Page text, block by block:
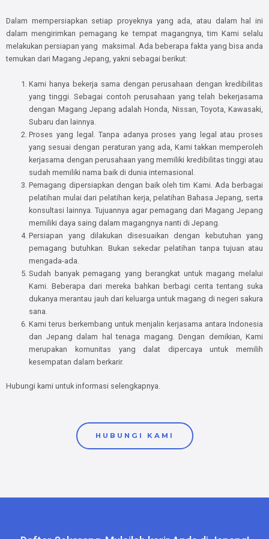
Dalam mempersiapkan setiap proyeknya yang ada, atau dalam hal ini
dalam mengirimkan pemagang ke tempat magangnya, tim Kami selalu
melakukan persiapan yang maksimal. Ada beberapa fakta yang bisa anda
temukan dari Magang Jepang, yakni sebagai berikut:
Kami hanya bekerja sama dengan perusahaan dengan kredibilitas
yang tinggi. Sebagai contoh perusahaan yang telah bekerjasama
dengan Magang Jepang adalah Honda, Nissan, Toyota, Kawasaki,
Subaru dan lainnya.
Proses yang legal. Tanpa adanya proses yang legal atau proses
yang sesuai dengan peraturan yang ada, Kami takkan memperoleh
kerjasama dengan perusahaan yang memiliki kredibilitas tinggi atau
sudah memiliki nama baik di dunia internasional.
Pemagang dipersiapkan dengan baik oleh tim Kami. Ada berbagai
pelatihan mulai dari pelatihan kerja, pelatihan Bahasa Jepang, serta
konsultasi lainnya. Tujuannya agar pemagang dari Magang Jepang
memiliki daya saing dalam magangnya nanti di Jepang.
Persiapan yang dilakukan disesuaikan dengan kebutuhan yang
pemagang butuhkan. Bukan sekedar pelatihan tanpa tujuan atau
mengada-ada.
Sudah banyak pemagang yang berangkat untuk magang melalui
Kami. Beberapa dari mereka bahkan berbagi cerita tentang suka
dukanya merantau jauh dari keluarga untuk magang di negeri sakura
sana.
Kami terus berkembang untuk menjalin kerjasama antara Indonesia
dan Jepang dalam hal tenaga magang. Dengan demikian, Kami
merupakan komunitas yang dalat dipercaya untuk memilih
kesempatan dalam berkarir.
Hubungi kami untuk informasi selengkapnya.
HUBUNGI KAMI